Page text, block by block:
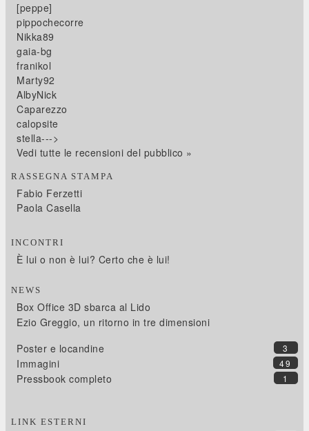
[peppe]
pippochecorre
Nikka89
gaia-bg
franikol
Marty92
AlbyNick
Caparezzo
calopsite
stella--->
Vedi tutte le recensioni del pubblico »
RASSEGNA STAMPA
Fabio Ferzetti
Paola Casella
INCONTRI
È lui o non è lui? Certo che è lui!
NEWS
Box Office 3D sbarca al Lido
Ezio Greggio, un ritorno in tre dimensioni
3
Poster e locandine
49
Immagini
1
Pressbook completo
LINK ESTERNI